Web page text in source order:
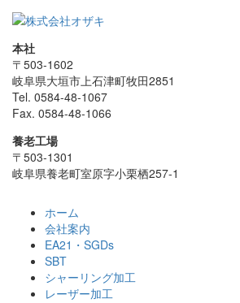
本社
〒503-1602
岐阜県大垣市上石津町牧田2851
Tel. 0584-48-1067
Fax. 0584-48-1066
養老工場
〒503-1301
岐阜県養老町室原字小栗栖257-1
ホーム
会社案内
EA21・SGDs
SBT
シャーリング加工
レーザー加工